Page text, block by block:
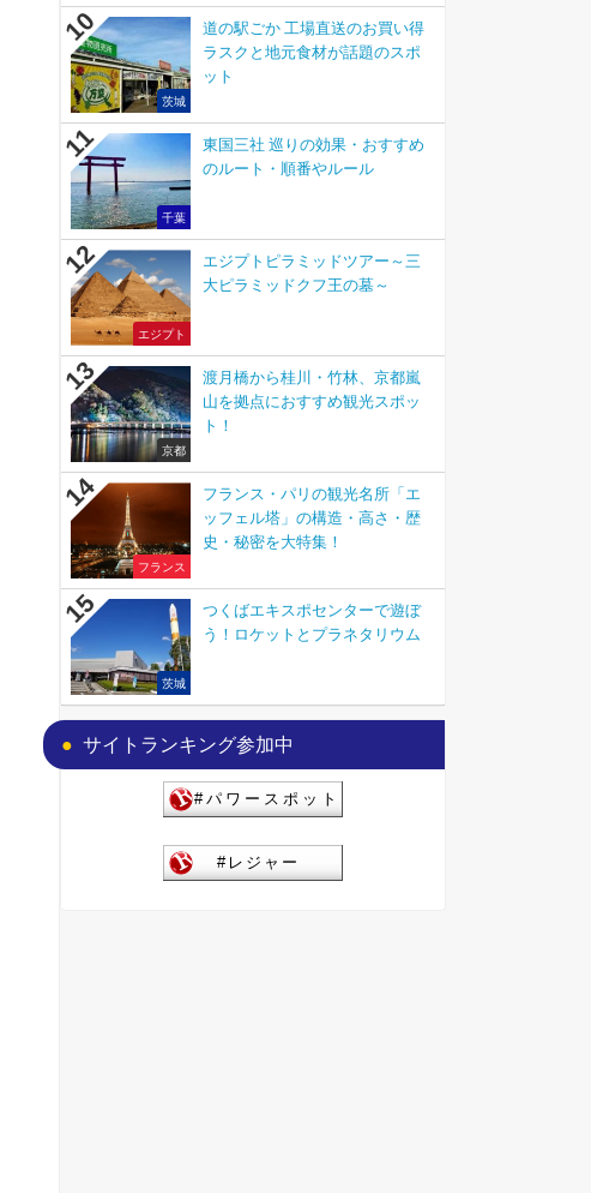
茨城
道の駅ごか 工場直送のお買い得
ラスクと地元食材が話題のスポ
ット
千葉
東国三社 巡りの効果・おすすめ
のルート・順番やルール
エジプト
エジプトピラミッドツアー～三
大ピラミッドクフ王の墓～
京都
渡月橋から桂川・竹林、京都嵐
山を拠点におすすめ観光スポッ
ト！
フランス
フランス・パリの観光名所「エ
ッフェル塔」の構造・高さ・歴
史・秘密を大特集！
茨城
つくばエキスポセンターで遊ぼ
う！ロケットとプラネタリウム
サイトランキング参加中